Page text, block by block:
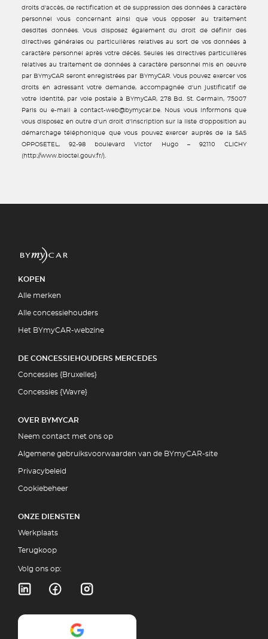
droits d'accès, de rectification et de suppression des données à caractère
personnel vous concernant ainsi que vous opposer au traitement
desdites données. Vous disposez également du droit de définir des
directives générales ou particulières relatives au sort de vos données à
caractère personnel après votre décès. Seules les directives particulières
relatives au traitement de données à caractère personnel mis en oeuvre
par BYmyCAR seront enregistrées par BYmyCAR. Vous pouvez exercer vos
droits en adressant votre demande, accompagnée d'un justificatif de
votre identité, par voie postale à BYmyCAR, 278 Bd. St. Germain, 75007
Paris ou e-mail à contact-web@bymycar.be. Nous vous informons que
vous disposez en outre d'un droit d'inscription sur la liste d'opposition au
démarchage téléphonique que vous pouvez exercer auprès de la SAS
OPPOSETEL, 92-98 boulevard Victor Hugo – 92110 CLICHY
(http://www.bloctel.gouv.fr/).
KOPEN
Alle merken
Alle concessiehouders
Het BYmyCAR-webzine
DE CONCESSIEHOUDERS MERCEDES
Concessies {Bruxelles}
Concessies {Wavre}
OVER BYMYCAR
Neem contact met ons op
Algemene gebruiksvoorwaarden van de BYmyCAR-site
Privacybeleid
Cookiebeheer
ONZE DIENSTEN
Werkplaats
Terugkoop
Volg ons op: